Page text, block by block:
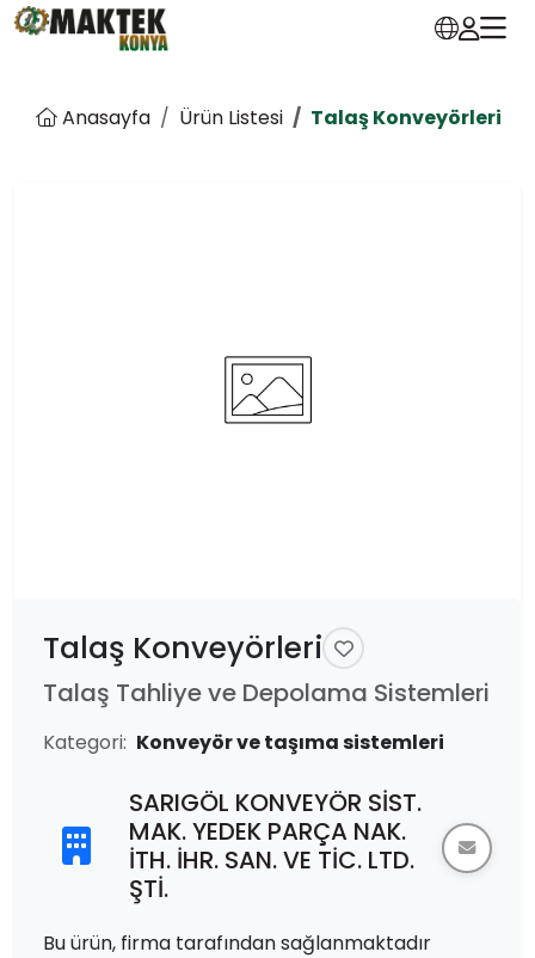
Anasayfa Ürün Listesi Talaş Konveyörleri
Talaş Konveyörleri
Talaş Tahliye ve Depolama Sistemleri
Kategori: Konveyör ve taşıma sistemleri
SARIGÖL KONVEYÖR SİST.
MAK. YEDEK PARÇA NAK.
İTH. İHR. SAN. VE TİC. LTD.
ŞTİ.
Bu ürün, firma tarafından sağlanmaktadır